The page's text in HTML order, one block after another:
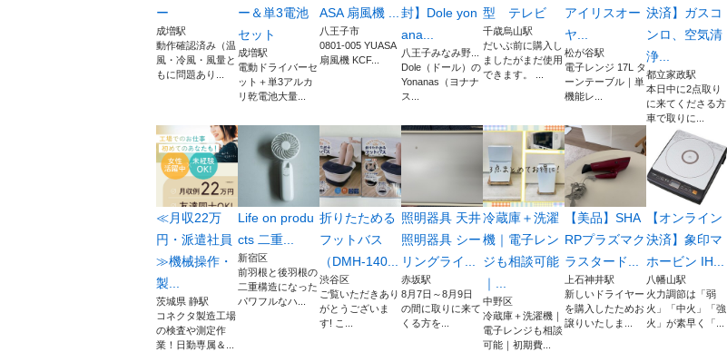
ー
成増駅
動作確認済み（温
風・冷風・風量と
もに問題あり...
ー＆単3電池
セット
成増駅
電動ドライバーセ
ット＋単3アルカ
リ乾電池大量...
ASA 扇風機 ...
八王子市
0801-005 YUASA
扇風機 KCF...
封】Dole yon
ana...
八王子みなみ野...
Dole（ドール）の
Yonanas（ヨナナ
ス...
型 テレビ
千歳烏山駅
だいぶ前に購入し
ましたがまだ使用
できます。 ...
アイリスオー
ヤ...
松が谷駅
電子レンジ 17L タ
ーンテーブル｜単
機能レ...
決済】ガスコ
ンロ、空気清
浄...
都立家政駅
本日中に2点取り
に来てくださる方
車で取りに...
≪月収22万
円・派遣社員
≫機械操作・
製...
茨城県 静駅
コネクタ製造工場
の検査や測定作
業！日勤専属＆...
Life on produ
cts 二重...
新宿区
前羽根と後羽根の
二重構造になった
パワフルなハ...
折りたためる
フットバス
（DMH-140...
渋谷区
ご覧いただきあり
がとうございま
す! こ...
照明器具 天井
照明器具 シー
リングライ...
赤坂駅
8月7日～8月9日
の間に取りに来て
くる方を...
冷蔵庫＋洗濯
機｜電子レン
ジも相談可能
｜...
中野区
冷蔵庫＋洗濯機｜
電子レンジも相談
可能｜初期費...
【美品】SHA
RPプラズマク
ラスタード...
上石神井駅
新しいドライヤー
を購入したためお
譲りいたしま...
【オンライン
決済】象印マ
ホービン IH...
八幡山駅
火力調節は「弱
火」「中火」「強
火」が素早く「...